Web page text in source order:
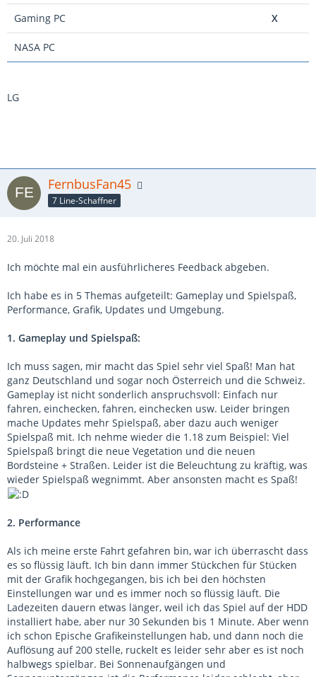
Gaming PC X
NASA PC
LG
FernbusFan45
7 Line-Schaffner
20. Juli 2018
Ich möchte mal ein ausführlicheres Feedback abgeben.
Ich habe es in 5 Themas aufgeteilt: Gameplay und Spielspaß,
Performance, Grafik, Updates und Umgebung.
1. Gameplay und Spielspaß:
Ich muss sagen, mir macht das Spiel sehr viel Spaß! Man hat
ganz Deutschland und sogar noch Österreich und die Schweiz.
Gameplay ist nicht sonderlich anspruchsvoll: Einfach nur
fahren, einchecken, fahren, einchecken usw. Leider bringen
mache Updates mehr Spielspaß, aber dazu auch weniger
Spielspaß mit. Ich nehme wieder die 1.18 zum Beispiel: Viel
Spielspaß bringt die neue Vegetation und die neuen
Bordsteine + Straßen. Leider ist die Beleuchtung zu kräftig, was
wieder Spielspaß wegnimmt. Aber ansonsten macht es Spaß!
2. Performance
Als ich meine erste Fahrt gefahren bin, war ich überrascht dass
es so flüssig läuft. Ich bin dann immer Stückchen für Stücken
mit der Grafik hochgegangen, bis ich bei den höchsten
Einstellungen war und es immer noch so flüssig läuft. Die
Ladezeiten dauern etwas länger, weil ich das Spiel auf der HDD
installiert habe, aber nur 30 Sekunden bis 1 Minute. Aber wenn
ich schon Epische Grafikeinstellungen hab, und dann noch die
Auflösung auf 200 stelle, ruckelt es leider sehr aber es ist noch
halbwegs spielbar. Bei Sonnenaufgängen und